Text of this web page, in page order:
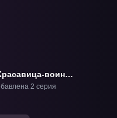
воин
Мун: Космос»
2 серия